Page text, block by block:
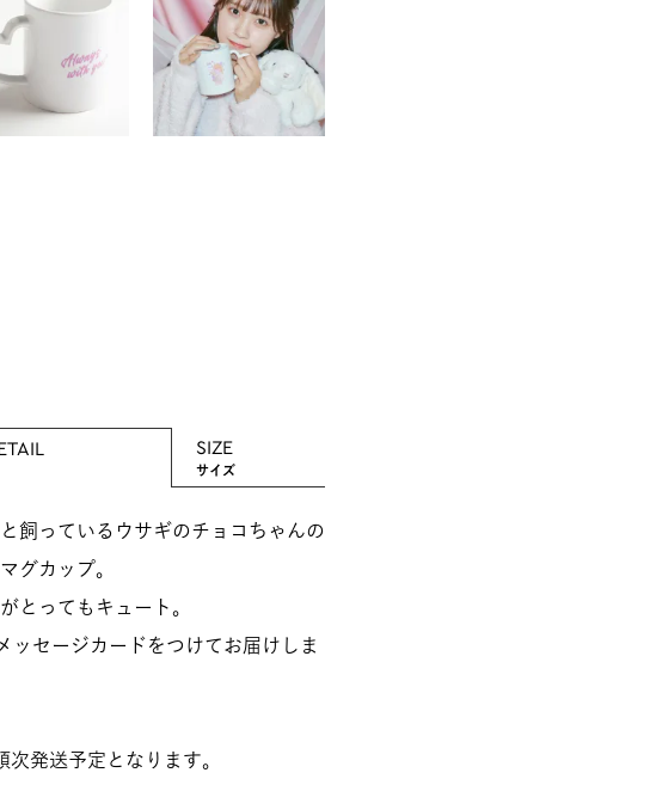
SIZE
サイズ
飼っているウサギのチョコちゃんの
グカップ。
とってもキュート。
ッセージカードをつけてお届けしま
発送予定となります。